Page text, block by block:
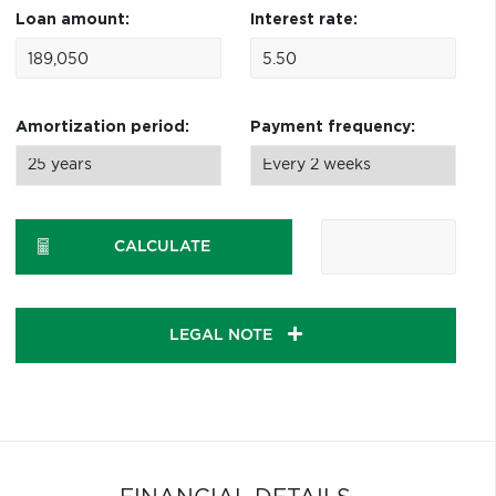
Loan amount: Interest rate:
Amortization period: Payment frequency:
CALCULATE
LEGAL NOTE